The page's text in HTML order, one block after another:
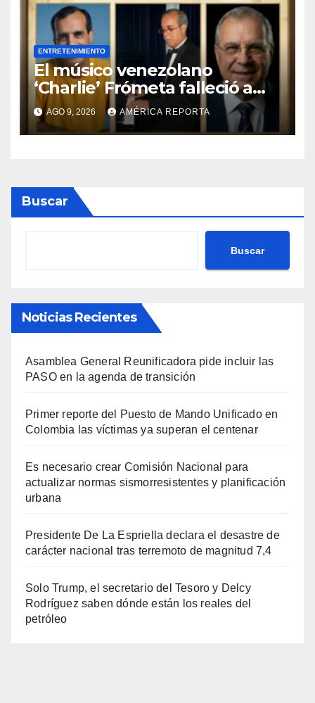
ENTRETENIMIENTO
El músico venezolano
‘Charlie’ Frómeta falleció a
sus 82 años
AGO 9, 2026 AMÉRICA REPORTA
Buscar
Buscar
Noticias Recientes
Asamblea General Reunificadora pide incluir las
PASO en la agenda de transición
Primer reporte del Puesto de Mando Unificado en
Colombia las víctimas ya superan el centenar
Es necesario crear Comisión Nacional para
actualizar normas sismorresistentes y planificación
urbana
Presidente De La Espriella declara el desastre de
carácter nacional tras terremoto de magnitud 7,4
Solo Trump, el secretario del Tesoro y Delcy
Rodríguez saben dónde están los reales del
petróleo